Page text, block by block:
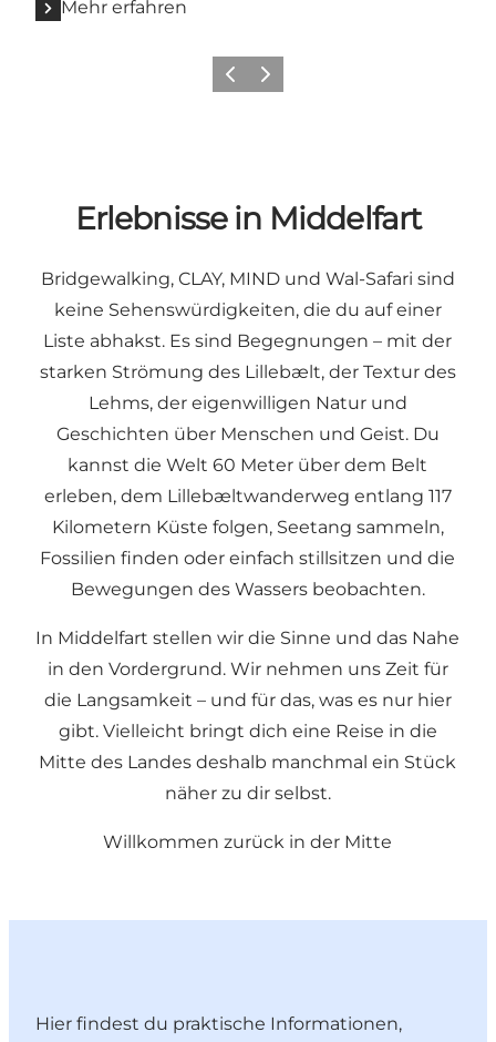
Mehr erfahren
ZurückWeiter
Erlebnisse in Middelfart
Bridgewalking, CLAY, MINDund Wal-Safari sind
keine Sehenswürdigkeiten, die du auf einer
Liste abhakst. Es sind Begegnungen – mit der
starken Strömung des Lillebælt, der Textur des
Lehms, der eigenwilligen Natur und
Geschichten über Menschen und Geist. Du
kannst die Welt 60 Meter über dem Belt
erleben, dem Lillebæltwanderweg entlang 117
Kilometern Küste folgen, Seetang sammeln,
Fossilien finden oder einfach stillsitzen und die
Bewegungen des Wassers beobachten.
In Middelfart stellen wir die Sinne und das Nahe
in den Vordergrund. Wir nehmen uns Zeit für
die Langsamkeit – und für das, was es nur hier
gibt. Vielleicht bringt dich eine Reise in die
Mitte des Landes deshalb manchmal ein Stück
näher zu dir selbst.
Willkommen zurück in der Mitte
Hier findest du praktische Informationen,